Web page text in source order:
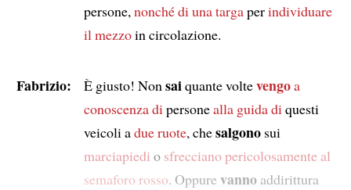
persone, nonché di una targaperindividuare
il mezzoin circolazione.
Fabrizio: È giusto! Non saiquante voltevengoa
conoscenza di personealla guida di questi
veicoli adue ruote, chesalgonosui
marciapiedi o sfrecciano pericolosamente al
semaforo rosso. Oppure vannoaddirittura